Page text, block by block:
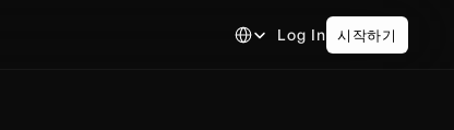
Log In 시작하기